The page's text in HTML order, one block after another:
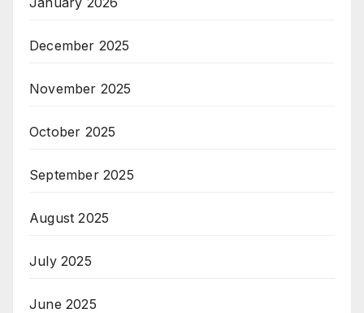
December 2025
November 2025
October 2025
September 2025
August 2025
July 2025
June 2025